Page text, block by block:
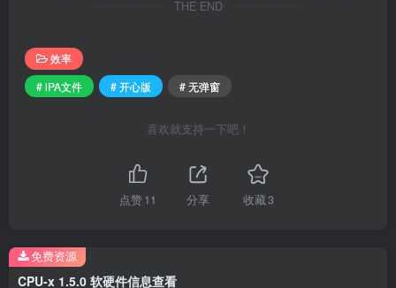
THE END
效率
# iPA文件
# 开心版 # 无弹窗
喜欢就支持一下吧！
点赞11 分享 收藏3
CPU-x 1.5.0 软硬件信息查看
免费资源